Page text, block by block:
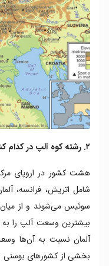
۲. رشته کوه آلپ در کدام کشور ها است؟
هشت کشور در اروپای
شامل اتریش، فرانسه،
سوئیس می‌شوند و از میان
بیشترین وسعت آلپ را به
آلمان نسبت به آن‌ها
بخشی از کشورهای بوسنی و